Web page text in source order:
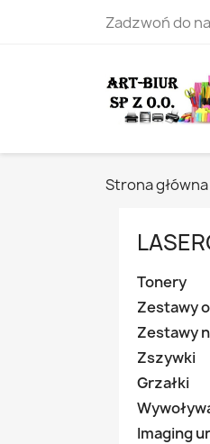
Zadzwoń do
Strona główna
Tonery
Zestawy
Zestawy
Zszywki
Grzałki
Imaging